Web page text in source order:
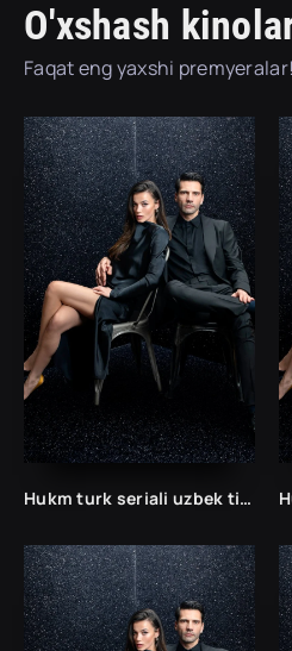
O'xshash
Faqat eng yaxshi premyeralar!
Hukm turk seriali uzbek tilida /Хукм турк сериали ўзбек тилида/ 203. 204. 205. 206. 207. 208. 209. 210. 211. 212. 213. 214. 215 barcha qismlari.